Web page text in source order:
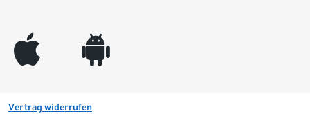
appleinc android
Vertrag widerrufen